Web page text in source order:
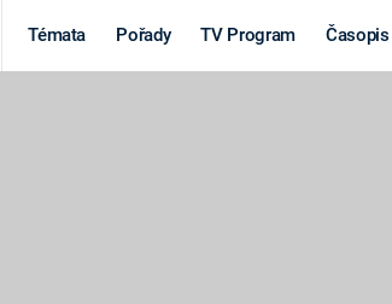
Témata Pořady TV Program Časopis